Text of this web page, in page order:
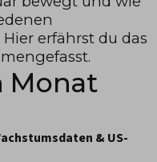
erfährst du das
Monat
& US-